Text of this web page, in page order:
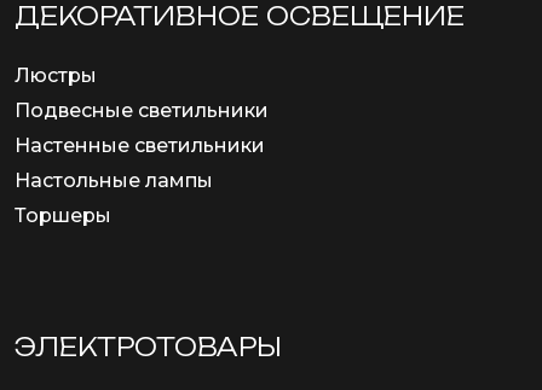
ДЕКОРАТИВНОЕ ОСВЕЩЕНИЕ
Люстры
Подвесные светильники
Настенные светильники
Настольные лампы
Торшеры
ЭЛЕКТРОТОВАРЫ